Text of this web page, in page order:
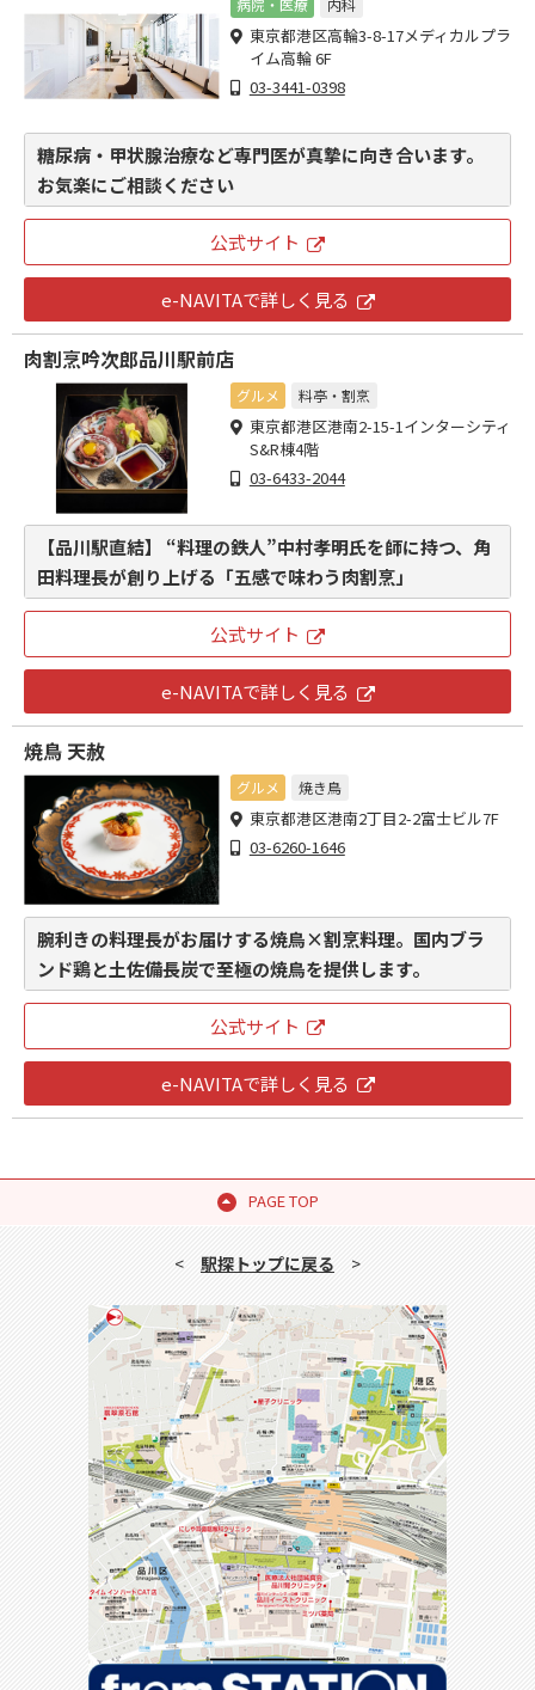
東京都港区高輪3-8-17メディカルプラ
イム高輪 6F
03-3441-0398
糖尿病・甲状腺治療など専門医が真摯に向き合います。
お気楽にご相談ください
公式サイト
e-NAVITAで詳しく見る
肉割烹吟次郎品川駅前店
グルメ 料亭・割烹
東京都港区港南2-15-1インターシティ
S&R棟4階
03-6433-2044
【品川駅直結】 “料理の鉄人”中村孝明氏を師に持つ、角
田料理長が創り上げる「五感で味わう肉割烹」
公式サイト
e-NAVITAで詳しく見る
焼鳥 天赦
グルメ 焼き鳥
東京都港区港南2丁目2-2富士ビル7F
03-6260-1646
腕利きの料理長がお届けする焼鳥×割烹料理。国内ブラ
ンド鶏と土佐備長炭で至極の焼鳥を提供します。
公式サイト
e-NAVITAで詳しく見る
PAGE TOP
< 駅探トップに戻る >